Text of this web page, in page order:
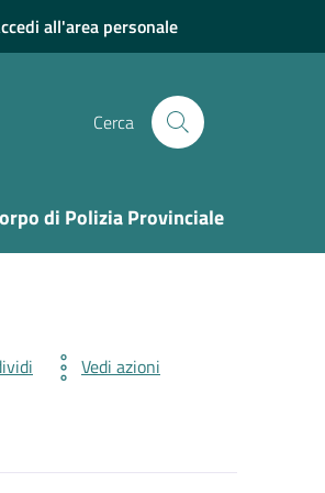
all'area personale
Cerca
di Polizia Provinciale
Vedi azioni